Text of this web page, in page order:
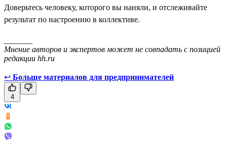
Доверьтесь человеку, которого вы наняли, и отслеживайте
результат по настроению в коллективе.
Мнение авторов и экспертов может не совпадать с позицией
редакции hh.ru
↩ Больше материалов для предпринимателей
4